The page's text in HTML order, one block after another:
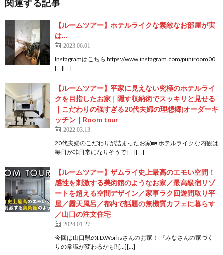
関連する記事
【ルームツアー】ホテルライクな素敵なお部屋が実
は…
2023.06.01
Instagramはこちら https://www.instagram.com/puniroom00
[…][…]
【ルームツアー】平家に見えない究極のホテルライ
クを目指したお家｜隠す収納術でスッキリと見せる
｜こだわりの強すぎる20代夫婦の理想郷|オーダーキ
ッチン｜Room tour
2022.03.13
20代夫婦のこだわりが詰まったお家🏡 ホテルライクな内観は
毎日が非日常になりそうで […][…]
【ルームツアー】ザムライ史上最高のエモい空間！
感性を刺激する美術館のようなお家／最高級宿リゾ
ートを超える空間デザイン／家事ラク回遊間取り平
屋／露天風呂／都内で話題の無機質カフェに暮らす
／山口の注文住宅
2024.01.27
今回は山口県のI.D.Worksさんのお家！ 『みなさんの家づく
りの常識が変わるかも⁉ […][…]